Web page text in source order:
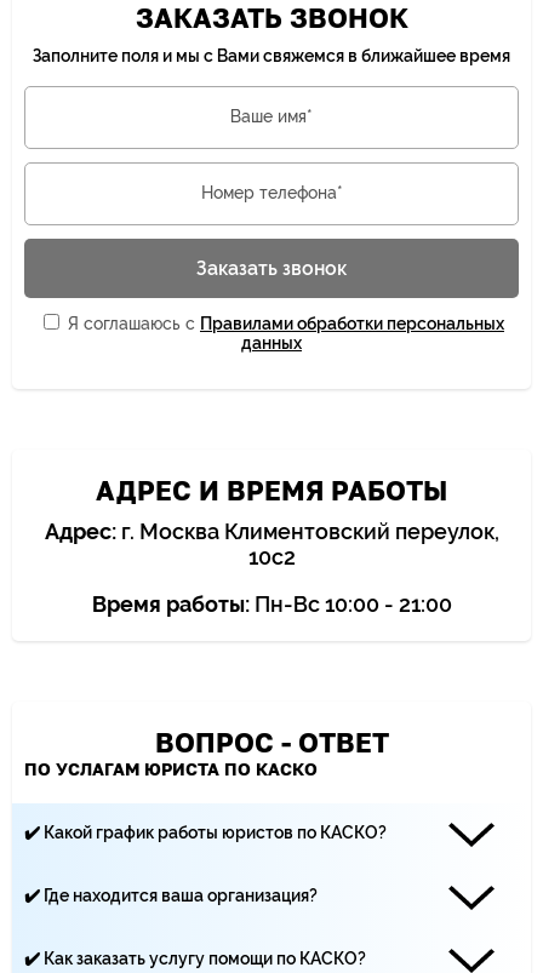
ЗАКАЗАТЬ ЗВОНОК
Заполните поля и мы с Вами свяжемся в ближайшее время
Ваше имя*
Номер телефона*
Заказать звонок
Я соглашаюсь с Правилами обработки персональных
данных
АДРЕС И ВРЕМЯ РАБОТЫ
Адрес:г. Москва Климентовский переулок,
10с2
Время работы:Пн-Вс 10:00 - 21:00
ВОПРОС - ОТВЕТ
ПО УСЛАГАМ ЮРИСТА ПО КАСКО
✔️ Какой график работы юристов по КАСКО?
✔️ Где находится ваша организация?
Москва, Климентовский переулок, 10 строение 2
✔️ Как заказать услугу помощи по КАСКО?